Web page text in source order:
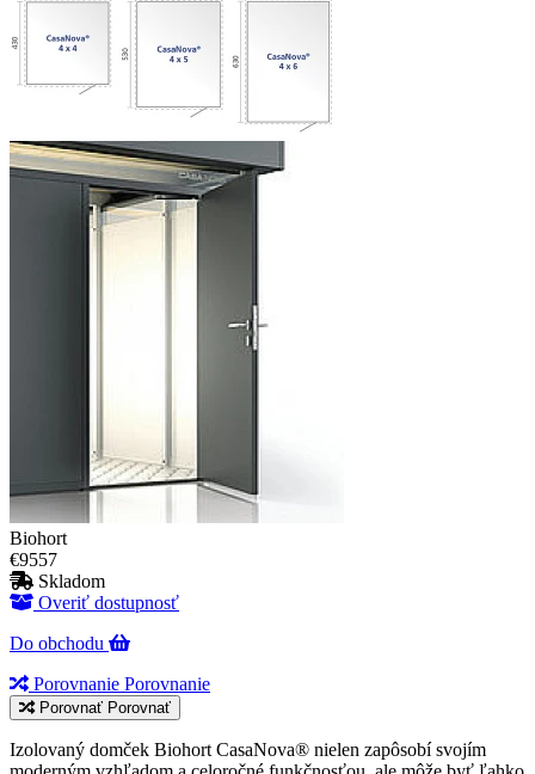
Biohort
€9557
Skladom
Overiť dostupnosť
Do obchodu
Porovnanie Porovnanie
Porovnať Porovnať
Izolovaný domček Biohort CasaNova® nielen zapôsobí svojím